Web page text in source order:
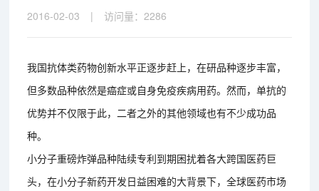
2016-02-03 | 访问量： 2286
我国抗体类药物创新水平正逐步赶上，在研品种逐步丰富，
但多数品种依然是癌症或自身免疫疾病用药。然而，单抗的
优势并不仅限于此，二者之外的其他领域也有不少成功品
种。
小分子重磅炸弹品种陆续专利到期困扰着各大跨国医药巨
头，在小分子新药开发日益困难的大背景下，全球医药市场